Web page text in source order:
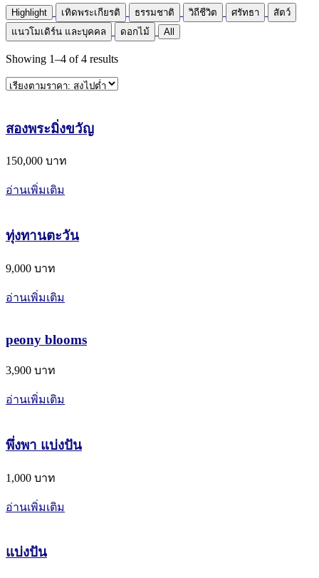
Highlight เทิดพระเกียรติ ธรรมชาติ วิถีชีวิต ศรัทธา
สัตว์
แนวโมเดิร์น และบุคคล
ดอกไม้ All
Showing 1–4 of4 results
สองพระมิ่งขวัญ
150,000 บาท
อ่านเพิ่มเติม
ทุ่งทานตะวัน
9,000 บาท
อ่านเพิ่มเติม
peony blooms
3,900 บาท
อ่านเพิ่มเติม
พึ่งพา แบ่งปัน
1,000 บาท
อ่านเพิ่มเติม
แบ่งปัน